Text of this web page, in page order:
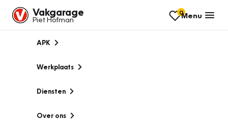
Vakgarage
Piet Hofman
0Menu
APK
Werkplaats
Diensten
Over ons